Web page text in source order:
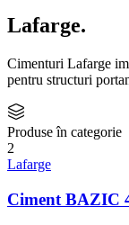
Lafarge.
Cimenturi Lafarge
pentru structuri
Produse în categorie
2
Lafarge
Ciment BAZIC